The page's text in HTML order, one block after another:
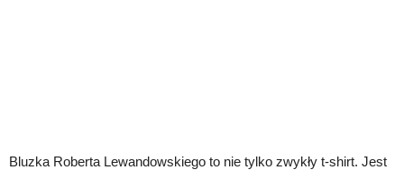
Bluzka Roberta Lewandowskiego to nie tylko zwykły t-shirt. Jest